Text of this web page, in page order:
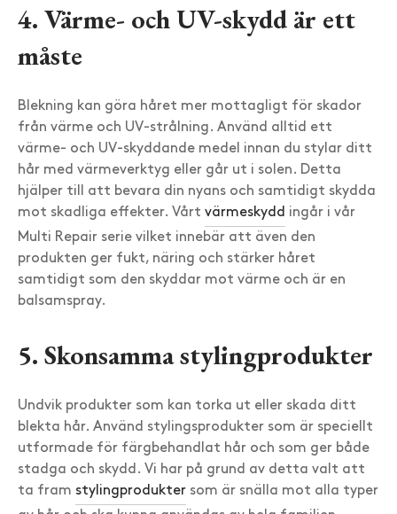
4. Värme- och UV-skydd är ett
måste
Blekning kan göra håret mer mottagligt för skador
från värme och UV-strålning. Använd alltid ett
värme- och UV-skyddande medel innan du stylar ditt
hår med värmeverktyg eller går ut i solen. Detta
hjälper till att bevara din nyans och samtidigt skydda
mot skadliga effekter. Vårt värmeskydd ingår i vår
Multi Repair serie vilket innebär att även den
produkten ger fukt, näring och stärker håret
samtidigt som den skyddar mot värme och är en
balsamspray.
5. Skonsamma stylingprodukter
Undvik produkter som kan torka ut eller skada ditt
blekta hår. Använd stylingsprodukter som är speciellt
utformade för färgbehandlat hår och som ger både
stadga och skydd. Vi har på grund av detta valt att
ta fram stylingprodukter som är snälla mot alla typer